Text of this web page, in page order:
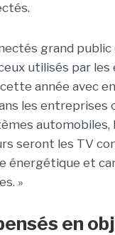
grand
utilisés par
année avec
les entreprises
seront les TV
énergétique et
»
en